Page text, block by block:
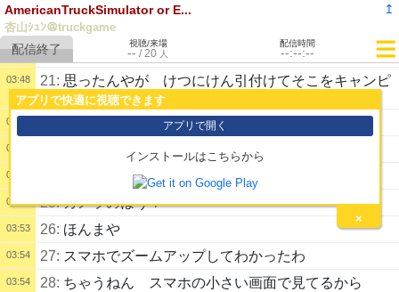
AmericanTruckSimulator or E... ↥
杏山ｼｭﾝ＠truckgame
アプリで快適に視聴できます
アプリで開く
インストールはこちらから
×
視聴/来場
-- / 20 人
配信時間
--:--:--
03:45 19:いろいろ付けて豪勢には見えるが あれは無しだな
とおもた
03:46 20:最近の免許制度とかあるんかのぉ
03:48 21: 思ったんやが けつにけん引付けてそこをキャンピ
ングにしたらよきかと
03:49
03:51 ゴリラのような力
03:51 最近自転車のけん引キャンピングあるね
03:53 25:カメラのほう？
03:53 26: ほんまや
03:54 27: スマホでズームアップしてわかったわ
03:54 28: ちゃうねん スマホの小さい画面で見てるから